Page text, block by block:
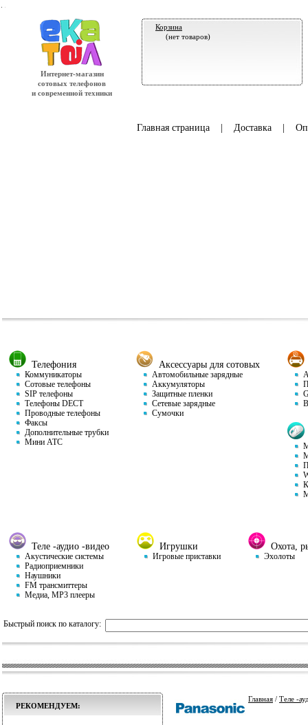
Интернет-магазин
сотовых телефонов
и современной техники
Корзина
(нет товаров)
Главная страница| Доставка|
Телефония
Коммуникаторы
Сотовые телефоны
SIP телефоны
Телефоны DECT
Проводные телефоны
Факсы
Дополнительные трубки
Мини АТС
Аксессуары для сотовых
Автомобильные зарядные
Аккумуляторы
Защитные пленки
Сетевые зарядные
Сумочки
Теле -аудио -видео
Акустические системы
Радиоприемники
Наушники
FM трансмиттеры
Медиа, MP3 плееры
Игрушки
Игровые приставки
Охота,
Эхолоты
Быстрый поиск по каталогу:
РЕКОМЕНДУЕМ:
Главная / Теле -